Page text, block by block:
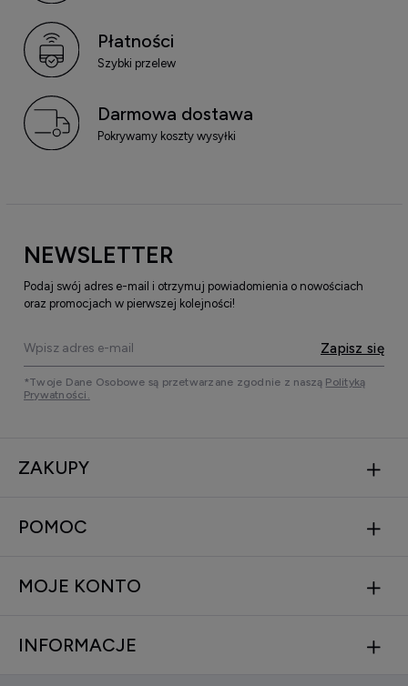
Płatności
Szybki przelew
Darmowa dostawa
Pokrywamy koszty wysyłki
NEWSLETTER
Podaj swój adres e-mail i otrzymuj powiadomienia o nowościach
oraz promocjach w pierwszej kolejności!
Zapisz się
*Twoje Dane Osobowe są przetwarzane zgodnie z naszą Polityką
Prywatności.
ZAKUPY
POMOC
MOJE KONTO
INFORMACJE